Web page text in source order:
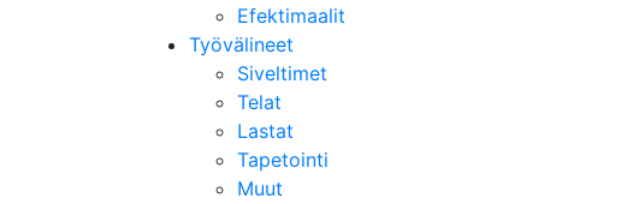
Efektimaalit
Työvälineet
Siveltimet
Telat
Lastat
Tapetointi
Muut